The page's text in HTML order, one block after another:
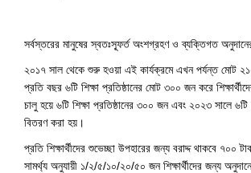
সর্বস্তরের মানুষের স্বতঃস্ফূর্ত অংশগ্রহণ ও ব্যক্তিগত
২০১৭ সাল থেকে শুরু হওয়া এই কার্যক্রমে এখন পর্যন্ত মোট
প্রতি বছর ৬টি শিক্ষা প্রতিষ্ঠানের মোট ৩০০ জন করে
চালু হয়ে ৬টি শিক্ষা প্রতিষ্ঠানের ৩০০ জন এবং ২০২৩ সালে ৬টি
বিতরণ করা হয়।
প্রতি শিক্ষার্থীদের শুভেচ্ছা উপহারের জন্য বরাদ্দ থাকবে
সামর্থ্য অনুযায়ী ১/২/৫/১০/২০/৫০ জন শিক্ষার্থীদের জন্য